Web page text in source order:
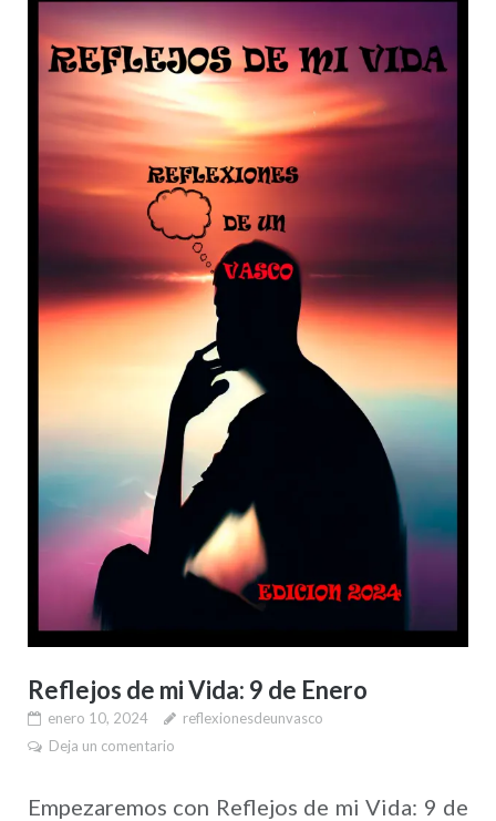
Reflejos de mi Vida: 9 de Enero
enero 10, 2024
reflexionesdeunvasco
Deja un comentario
Empezaremos con Reflejos de mi Vida: 9 de